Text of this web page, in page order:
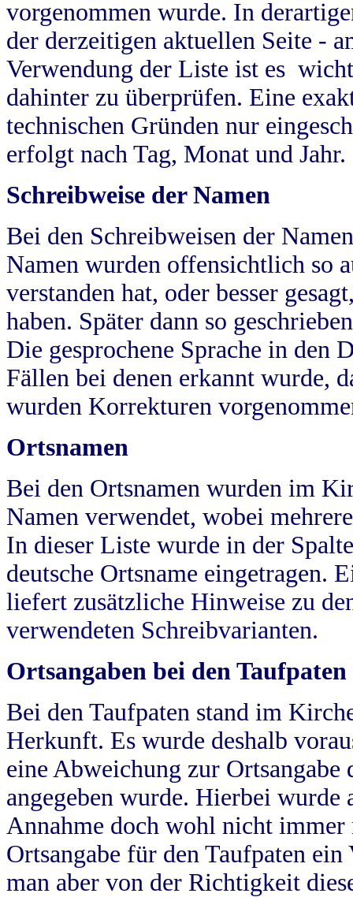
vorgenommen wurde. In
der derzeitigen aktuellen Seite -
Verwendung der Liste ist es
dahinter zu überprüfen. Eine
technischen Gründen nur
erfolgt nach Tag, Monat und Jahr.
Schreibweise der Namen
Bei den Schreibweisen der
Namen wurden offensichtlich so
verstanden hat, oder besser
haben. Später dann so
Die gesprochene Sprache in
Fällen bei denen erkannt wurde,
wurden Korrekturen
Ortsnamen
Bei den Ortsnamen wurden im
Namen verwendet, wobei
In dieser Liste wurde in der
deutsche Ortsname eingetragen.
liefert zusätzliche Hinweise zu
verwendeten Schreibvarianten.
Ortsangaben bei den Taufpaten
Bei den Taufpaten stand im
Herkunft. Es wurde deshalb
eine Abweichung zur
angegeben wurde. Hierbei wurde
Annahme doch wohl nicht
Ortsangabe für den Taufpaten
man aber von der Richtigkeit